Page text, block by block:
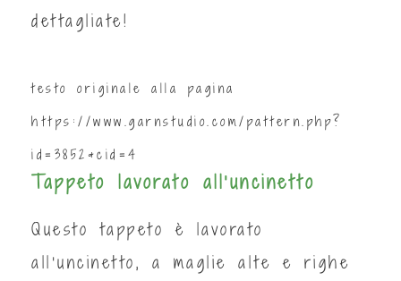
dettagliate!
testo originale alla pagina
https://www.garnstudio.com/pattern.php?
id=3852&cid=4
Tappeto lavorato all'uncinetto
Questo tappeto è lavorato
all’uncinetto, a maglie alte e righe